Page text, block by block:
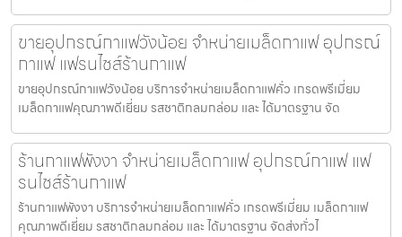
ขายอุปกรณ์กาแฟวังน้อย จำหน่ายเมล็ดกาแฟ อุปกรณ์
กาแฟ แฟรนไชส์ร้านกาแฟ
ขายอุปกรณ์กาแฟวังน้อย บริการจำหน่ายเมล็ดกาแฟคั่ว เกรดพรีเมี่ยม
เมล็ดกาแฟคุณภาพดีเยี่ยม รสชาติกลมกล่อม และ ได้มาตรฐาน จัด
ร้านกาแฟพังงา จำหน่ายเมล็ดกาแฟ อุปกรณ์กาแฟ แฟ
รนไชส์ร้านกาแฟ
ร้านกาแฟพังงา บริการจำหน่ายเมล็ดกาแฟคั่ว เกรดพรีเมี่ยม เมล็ดกาแฟ
คุณภาพดีเยี่ยม รสชาติกลมกล่อม และ ได้มาตรฐาน จัดส่งทั่วไ